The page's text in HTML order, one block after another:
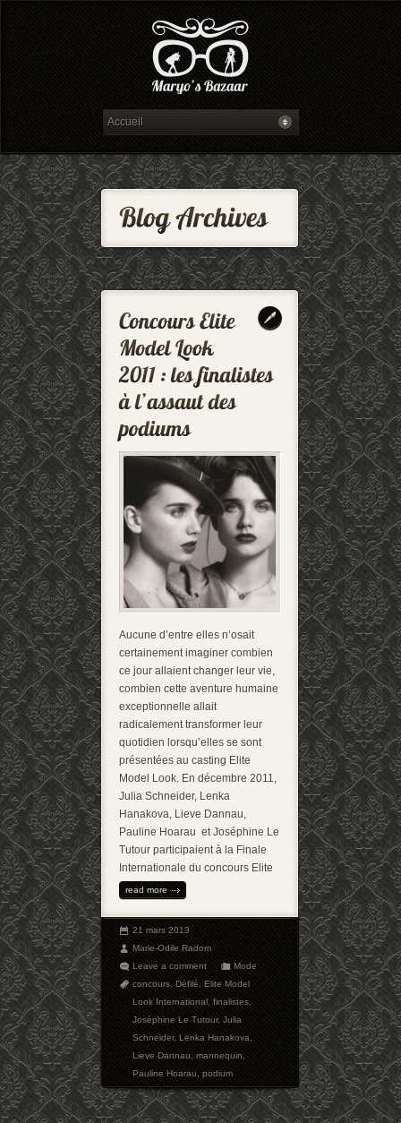
Aucune d’entre elles n’osait
certainement imaginer combien
ce jour allaient changer leur vie,
combien cette aventure humaine
exceptionnelle allait
radicalement transformer leur
quotidien lorsqu’elles se sont
présentées au casting Elite
Model Look. En décembre 2011,
Julia Schneider, Lenka
Hanakova, Lieve Dannau,
Pauline Hoarau et Joséphine Le
Tutour participaient à la Finale
Internationale du concours Elite
read more
21 mars 2013
Marie-Odile Radom
Leave a comment
Mode
concours,Défilé,Elite Model
Look International,finalistes,
Joséphine Le Tutour,Julia
Schneider,Lenka Hanakova,
Lieve Dannau,mannequin,
Pauline Hoarau,podium